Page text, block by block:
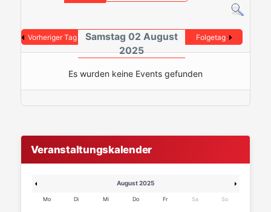
Vorheriger Tag
Samstag 02 August
2025
Folgetag
Es wurden keine Events gefunden
Veranstaltungskalender
August 2025
Mo Di Mi Do Fr Sa So